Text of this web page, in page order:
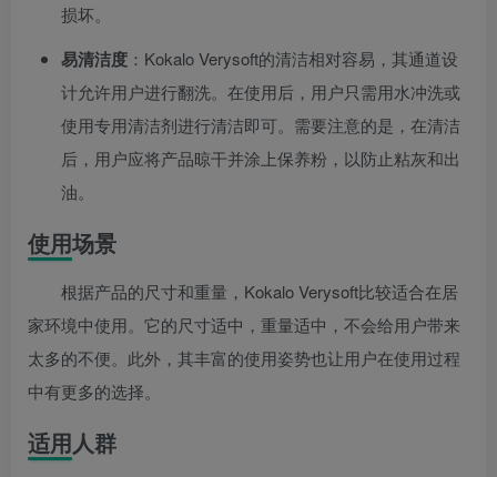
损坏。
易清洁度 ：Kokalo Verysoft的清洁相对容易，其通道设
计允许用户进行翻洗。在使用后，用户只需用水冲洗或
使用专用清洁剂进行清洁即可。需要注意的是，在清洁
后，用户应将产品晾干并涂上保养粉，以防止粘灰和出
油。
使用场景
根据产品的尺寸和重量，Kokalo Verysoft比较适合在居
家环境中使用。它的尺寸适中，重量适中，不会给用户带来
太多的不便。此外，其丰富的使用姿势也让用户在使用过程
中有更多的选择。
适用人群